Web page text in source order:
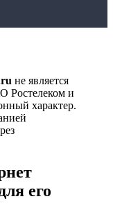
не является
Ростелеком и
характер.
его